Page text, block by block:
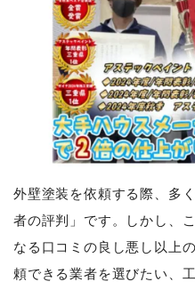
外壁塗装を依頼する際、多
者の評判」です。しかし、
なる口コミの良し悪し以上
頼できる業者を選びたい、